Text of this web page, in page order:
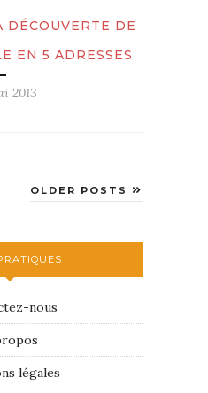
DÉCOUVERTE DE
EN 5 ADRESSES
2013
OLDER POSTS
nous
légales